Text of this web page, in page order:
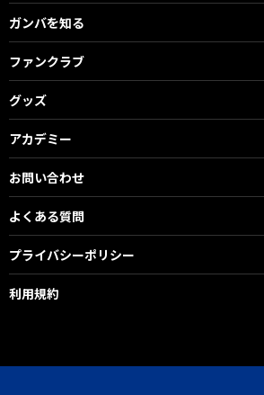
ガンバを知る
ファンクラブ
グッズ
アカデミー
お問い合わせ
よくある質問
プライバシーポリシー
利用規約